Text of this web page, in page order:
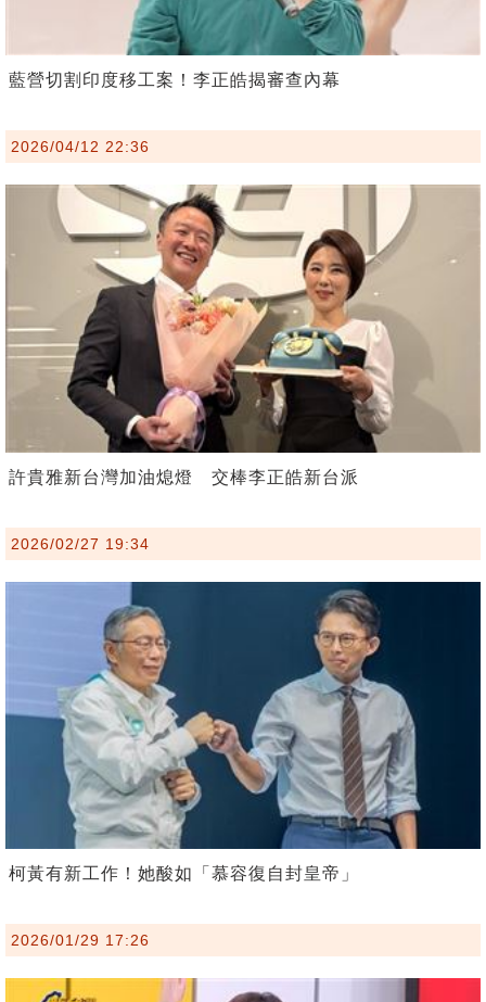
藍營切割印度移工案！李正皓揭審查內幕
2026/04/12 22:36
許貴雅新台灣加油熄燈 交棒李正皓新台派
2026/02/27 19:34
柯黃有新工作！她酸如「慕容復自封皇帝」
2026/01/29 17:26